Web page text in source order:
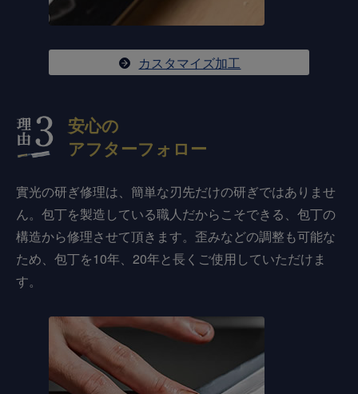
カスタマイズ加工
安心の
アフターフォロー
實光の研ぎ修理は、簡単な刃先だけの研ぎではありませ
ん。包丁を製造している職人だからこそできる、包丁の
構造から修理させて頂きます。歪みなどの調整も可能な
ため、包丁を10年、20年と長くご使用していただけま
す。